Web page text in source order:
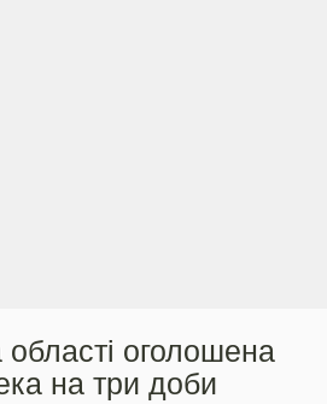
оголошена
на три доби